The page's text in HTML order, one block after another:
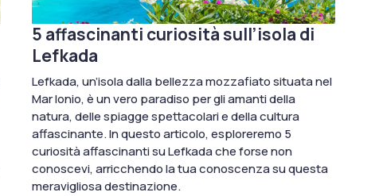
5 affascinanti curiosità sull’isola di
Lefkada
Lefkada, un’isola dalla bellezza mozzafiato situata nel
Mar Ionio, è un vero paradiso per gli amanti della
natura, delle spiagge spettacolari e della cultura
affascinante. In questo articolo, esploreremo 5
curiosità affascinanti su Lefkada che forse non
conoscevi, arricchendo la tua conoscenza su questa
meravigliosa destinazione.